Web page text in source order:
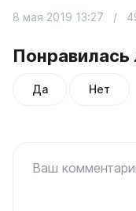
Понравилась
Да Нет
8 мая 2019 13:27 /
Ваш